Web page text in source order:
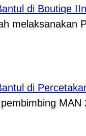
di Boutiqe
melaksanakan
di